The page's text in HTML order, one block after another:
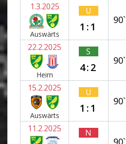
1.3.2025
Auswärts
U
1:1
90`
22.2.2025
Heim
S
4:2
90`
15.2.2025
Auswärts
U
1:1
90`
11.2.2025 N
90`